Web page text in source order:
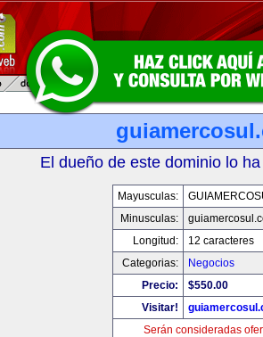
El dueño de este dominio lo
Mayusculas:
Minusculas:
Longitud:
12 caracteres
Categorias:
Negocios
Precio:
$550.00
Visitar!
Serán consideradas